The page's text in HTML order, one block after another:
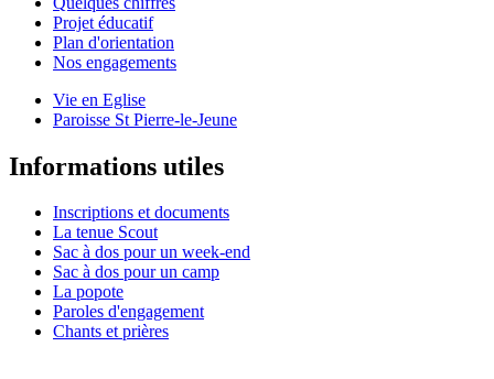
Projet éducatif
Plan d'orientation
Nos engagements
Vie en Eglise
Paroisse St Pierre-le-Jeune
Informations utiles
Inscriptions et documents
La tenue Scout
Sac à dos pour un week-end
Sac à dos pour un camp
La popote
Paroles d'engagement
Chants et prières